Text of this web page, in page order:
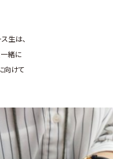
生は、
緒に
向けて